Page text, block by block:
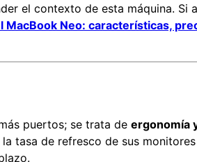
el contexto de esta máquina. Si
MacBook Neo: características,
puertos; se trata de ergonomía
tasa de refresco de sus